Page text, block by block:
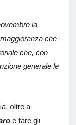
la
che
che, con
generale le
oltre a
e fare gli